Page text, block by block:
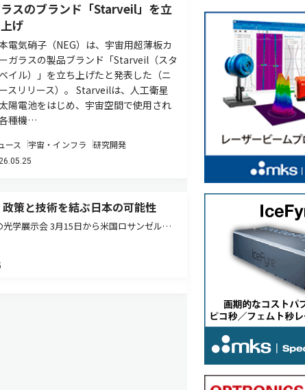
スのブランド「Starveil」を立
げ
電気硝子（NEG）は、宇宙用超薄板カ
ガラスの製品ブランド「Starveil（スタ
イル）」を立ち上げたと発表した（ニ
スリリース）。 Starveilは、人工衛星
陽電池をはじめ、宇宙空間で使用され
種機…
ース 宇宙・インフラ 研究開発
政策と技術を結ぶ日本の可能性
光学展示会 3月15日から米国ロサンゼルス
）が開幕する。通信バブル崩壊後、存在
た同…